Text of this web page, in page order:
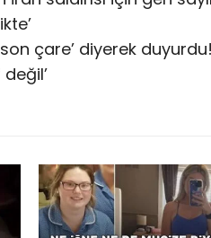
çare’ diyerek